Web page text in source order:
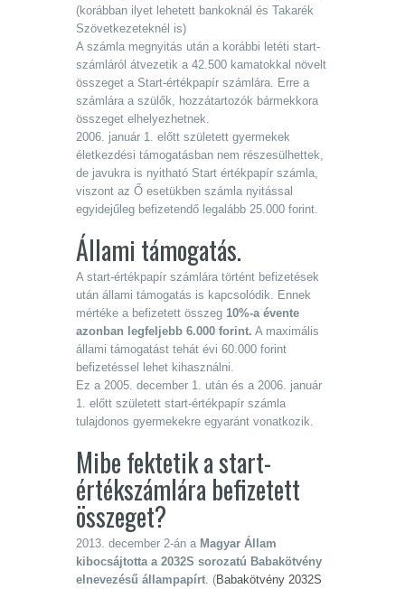
(korábban ilyet lehetett bankoknál és Takarék
Szövetkezeteknél is)
A számla megnyitás után a korábbi letéti start-
számláról átvezetik a 42.500 kamatokkal növelt
összeget a Start-értékpapír számlára. Erre a
számlára a szülők, hozzátartozók bármekkora
összeget elhelyezhetnek.
2006. január 1. előtt született gyermekek
életkezdési támogatásban nem részesülhettek,
de javukra is nyitható Start értékpapír számla,
viszont az Ő esetükben számla nyitással
egyidejűleg befizetendő legalább 25.000 forint.
Állami támogatás.
A start-értékpapír számlára történt befizetések
után állami támogatás is kapcsolódik. Ennek
mértéke a befizetett összeg 10%-a évente
azonban legfeljebb 6.000 forint. A maximális
állami támogatást tehát évi 60.000 forint
befizetéssel lehet kihasználni.
Ez a 2005. december 1. után és a 2006. január
1. előtt született start-értékpapír számla
tulajdonos gyermekekre egyaránt vonatkozik.
Mibe fektetik a start-
értékszámlára befizetett
összeget?
2013. december 2-án a Magyar Állam
kibocsájtotta a 2032S sorozatú Babakötvény
elnevezésű állampapírt . (Babakötvény 2032S